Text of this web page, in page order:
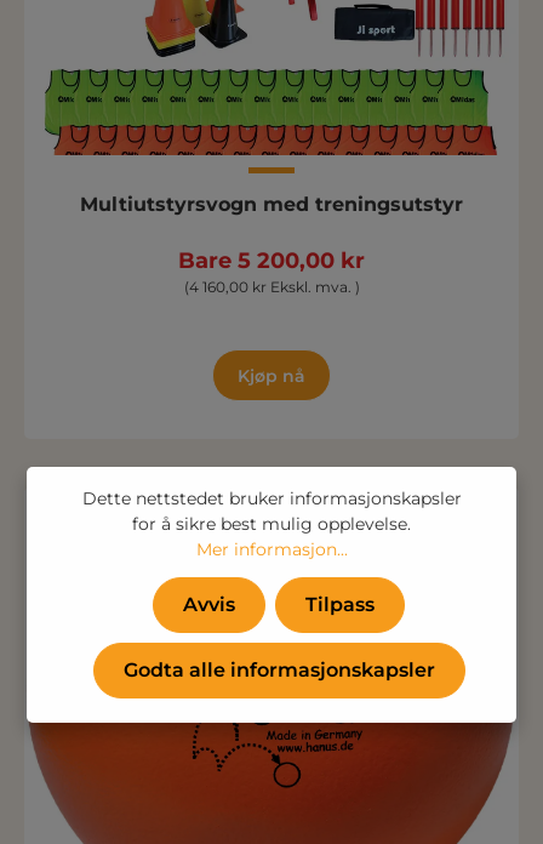
Multiutstyrsvogn med treningsutstyr
Bare 5 200,00 kr
(4 160,00 kr Ekskl. mva. )
Kjøp nå
Dette nettstedet bruker informasjonskapsler
for å sikre best mulig opplevelse.
Mer informasjon...
Avvis Tilpass
Godta alle informasjonskapsler